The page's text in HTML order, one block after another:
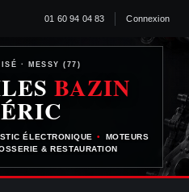
01 60 94 04 83 Connexion
· MESSY (77)
BAZIN
ÉLECTRONIQUE •
MOTEURS
& RESTAURATION